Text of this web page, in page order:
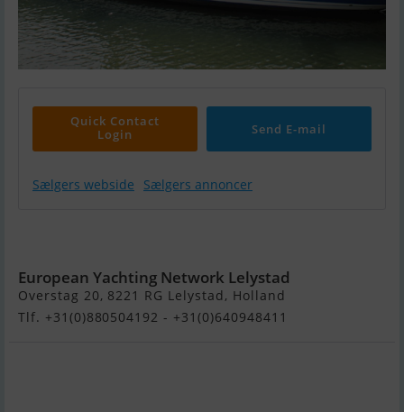
Quick Contact
Login
Send E-mail
Sælgers webside Sælgers annoncer
European Yachting Network Lelystad
Overstag 20, 8221 RG Lelystad, Holland
Tlf. +31(0)880504192 - +31(0)640948411